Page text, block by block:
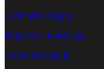
Giới thiệu công ty
Phản ánh - Khiếu nại
Chính sách đại lý